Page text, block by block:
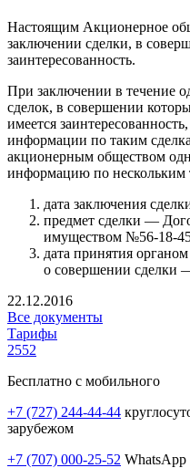
Настоящим Акционерное
заключении сделки, в
заинтересованность.
При заключении в течение
сделок, в совершении
имеется
информации по таким
акционерным обществом
информацию по нескольким
дата заключения
предмет сделки —
имуществом №56-18-
дата принятия
о совершении сделки
22.12.2016
Все документы
Тарифы
2552
Бесплатно с мобильного
+7 (727) 244-44-44
зарубежом
+7 (707) 000-25-52 WhatsApp